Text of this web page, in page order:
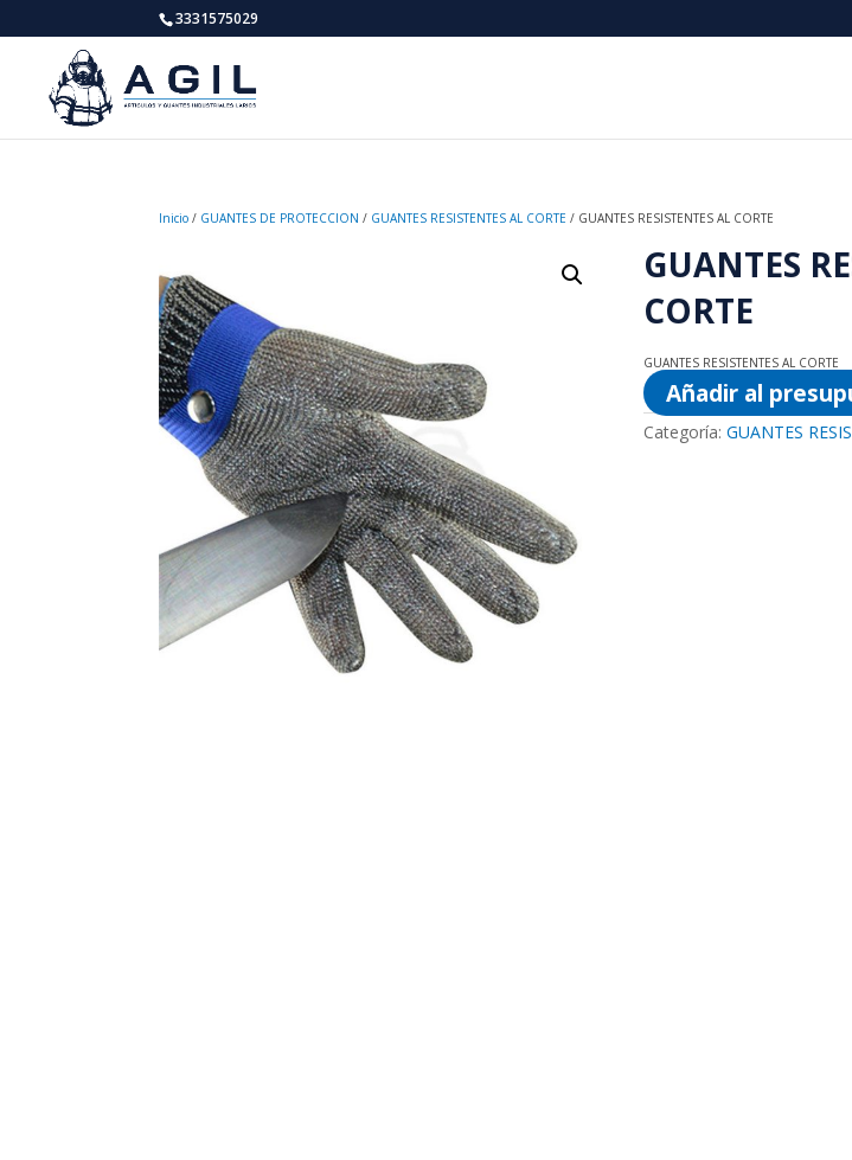
3331575029
Inicio / GUANTES DE PROTECCION / GUANTES RESISTENTES AL CORTE / GUANTES RESISTENTES AL CORTE
GUANTES
CORTE
GUANTES RESISTENTES AL CORTE
Añadir al
Categoría: GUANTES